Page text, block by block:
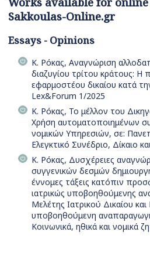
Sakkoulas-Online.gr
Essays - Opinions
Κ. Ρόκας, Αναγνώριση
διαζυγίου τρίτου κράτους:
εφαρμοστέου δικαίου κατά
Lex&Forum 1/2025
Κ. Ρόκας, Το μέλλον του
Χρήση αυτοματοποιημένων
νομικών Υπηρεσιών, σε:
Ελεγκτικό Συνέδριο, Δίκαιο
Κ. Ρόκας, Δυσχέρειες
συγγενικών δεσμών
έννομες τάξεις κατόπιν
ιατρικώς υποβοηθούμενης
Μελέτης Ιατρικού Δικαίου
υποβοηθούμενη
Κοινωνικά, ηθικά και νομικά